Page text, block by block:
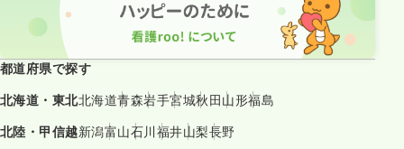
都道府県で探す
北海道・東北北海道青森岩手宮城秋田山形福島
北陸・甲信越新潟富山石川福井山梨長野